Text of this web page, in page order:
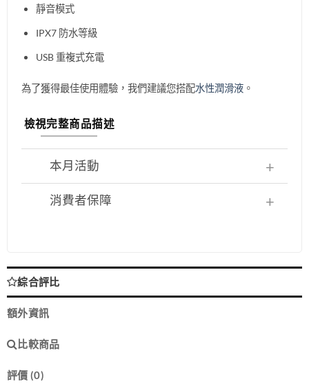
靜音模式
IPX7 防水等級
USB 重複式充電
為了獲得最佳使用體驗，我們建議您搭配水性潤滑液 。
檢視完整商品描述
本月活動
消費者保障
綜合評比
額外資訊
比較商品
評價 (0)